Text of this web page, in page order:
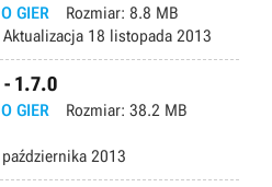
GIER Rozmiar: 8.8 MB
Aktualizacja 18 listopada 2013
- 1.7.0
GIER Rozmiar: 38.2 MB
2013